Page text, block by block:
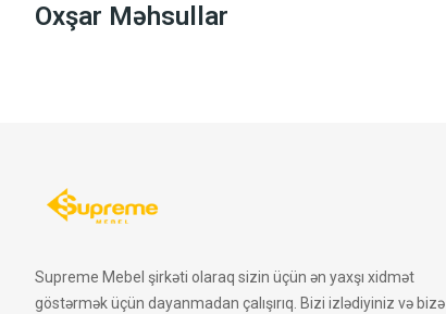
Oxşar Məhsullar
Supreme Mebel şirkəti olaraq sizin üçün ən yaxşı xidmət
göstərmək üçün dayanmadan çalışırıq. Bizi izlədiyiniz və bizə